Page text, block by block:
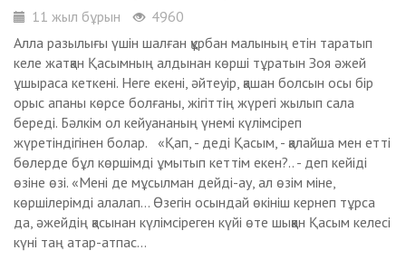
11 жыл бұрын
4960
Алла разылығы үшін шалған құрбан малының етін таратып
келе жатқан Қасымның алдынан көрші тұратын Зоя әжей
ұшыраса кеткені. Неге екені, әйтеуір, қашан болсын осы бір
орыс апаны көрсе болғаны, жігіттің жүрегі жылып сала
береді. Бәлкім ол кейуананың үнемі күлімсіреп
жүретіндігінен болар. «Қап, - деді Қасым, - қалайша мен етті
бөлерде бұл көршімді ұмытып кеттім екен?.. - деп кейіді
өзіне өзі. «Мені де мұсылман дейді-ау, ал өзім міне,
көршілерімді алалап... Өзегін осындай өкініш кернеп тұрса
да, әжейдің қасынан күлімсіреген күйі өте шыққан Қасым келесі
күні таң атар-атпас...